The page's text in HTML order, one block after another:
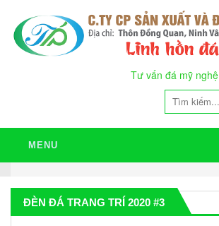
Tư vấn đá mỹ nghệ
MENU
ĐÈN ĐÁ TRANG TRÍ 2020 #3